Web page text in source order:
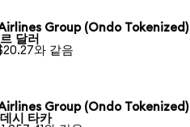
Group (Ondo Tokenized)
달러
와 같음
Group (Ondo Tokenized)
시 타카